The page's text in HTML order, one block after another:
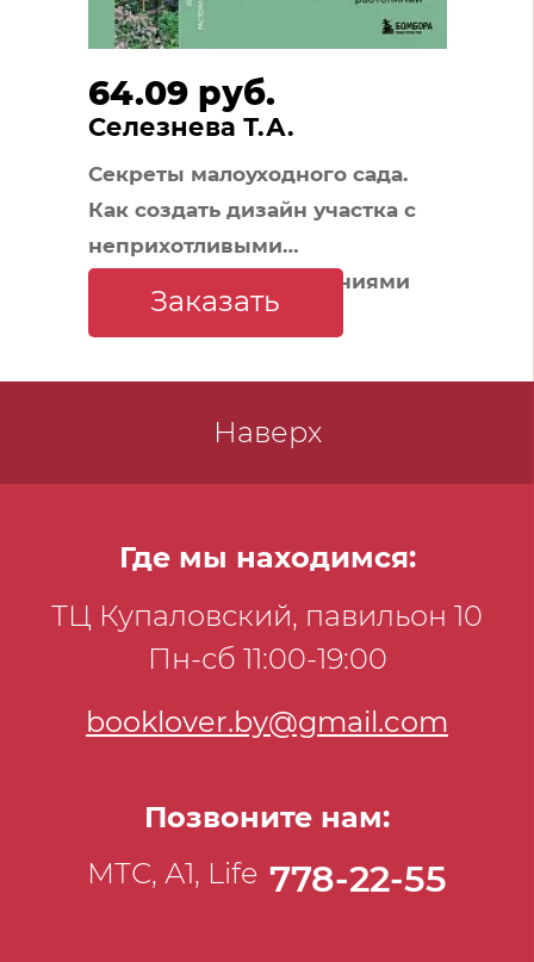
64.09 руб.
Селезнева Т.А.
Секреты малоуходного сада.
Как создать дизайн участка с
неприхотливыми
декоративными растениями
Заказать
Наверх
Где мы находимся:
ТЦ Купаловский, павильон 10
Пн-сб 11:00-19:00
booklover.by@gmail.com
Позвоните нам:
МТС, А1, Life 778-22-55